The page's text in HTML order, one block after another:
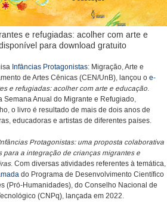
e refugiadas: acolher com arte e
para download gratuito
Infâncias Protagonistas: Migração, Arte e
de Artes Cênicas (CEN/UnB), lançou o e-
e refugiadas: acolher com arte e educação.
Semana Anual do Migrante e Refugiado,
o livro é resultado de mais de dois anos de
educadoras e artistas de diferentes países.
Protagonistas: uma proposta colaborativa
a integração de crianças migrantes e
. Com diversas atividades referentes à temática,
do Programa de Desenvolvimento Científico
(Pró-Humanidades), do Conselho Nacional de
(CNPq), lançada em 2022.